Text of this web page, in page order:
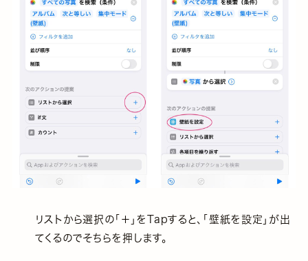
リストから選択の「＋」をTapすると、「壁紙を設定」が出
てくるのでそちらを押します。